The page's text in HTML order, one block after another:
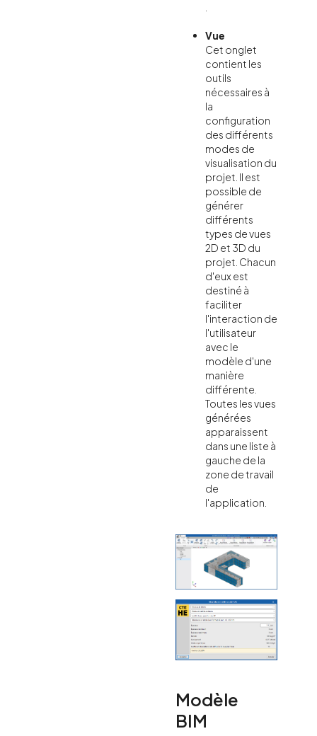
Vue
Cet onglet
contient les
outils
nécessaires à
la
configuration
des différents
modes de
visualisation du
projet. Il est
possible de
générer
différents
types de vues
2D et 3D du
projet. Chacun
d'eux est
destiné à
faciliter
l'interaction de
l'utilisateur
avec le
modèle d'une
manière
différente.
Toutes les vues
générées
apparaissent
dans une liste à
gauche de la
zone de travail
de
l'application.
Modèle
BIM